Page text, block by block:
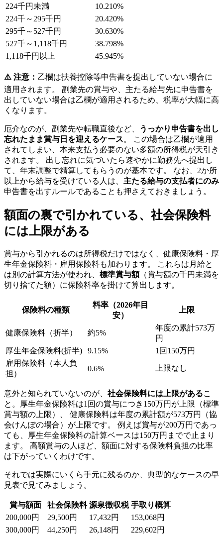
224千円未満
10.210%
224千～295千円
20.420%
295千～527千円
30.630%
527千～1,118千円
38.798%
1,118千円以上
45.945%
⚠️ 注意： 乙欄は扶養控除等申告書を提出していない場合に
適用されます。 副業先の賞与や、主たる給与先に申告書を
出していない場合は乙欄が適用されるため、税率が大幅に高
くなります。
厄介なのが、副業先や転職直後など、
うっかり申告書を出し
忘れたまま賞与日を迎えるケース。 この場合は乙欄が適用
されてしまい、本来支払う必要のない多額の所得税が天引き
されます。 出し忘れに気づいたら速やかに勤務先へ提出し
て、年末調整で精算してもらうのが基本です。 なお、2か所
以上から給与を受けている人は、 主たる給与の支払者にのみ
申告書を出すルールであることも押さえておきましょう。
額面の裏で引かれている、社会保険料
には上限がある
賞与から引かれるのは所得税だけではなく、健康保険料・厚
生年金保険料・雇用保険料も加わります。 これらは月給と
は別の計算方法が使われ、 標準賞与額（賞与額の千円未満を
切り捨てた額）に保険料率を掛けて算出します。
保険料の種類
料率（2026年目
安）
上限
健康保険料（折半） 約5%
年度の累計573万
円
厚生年金保険料(折半)
9.15%
1回150万円
雇用保険料（本人負
担）
0.6% 上限なし
意外と知られていないのが、 社会保険料には上限があるこ
と。厚生年金保険料は1回の賞与につき150万円が上限（標準
賞与額の上限）、 健康保険料は年度の累計額が573万円（協
会けんぽの場合）が上限です。 例えば賞与が200万円であっ
ても、厚生年金保険料の計算ベースは150万円までで止まり
ます。 高額賞与の人ほど、額面に対する保険料負担の比率
は下がっていくわけです。
それでは実際にいくら手元に残るのか、典型的なケースの早
見表で見てみましょう。
賞与額面 社会保険料 源泉徴収税 手取り概算
200,000円 29,500円 17,432円 153,068円
300,000円 44,250円 26,148円 229,602円